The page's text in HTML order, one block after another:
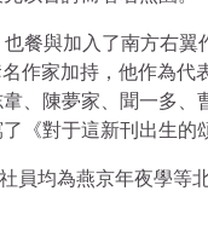
餐與加入了南方右翼
作家加持，他作為代
、陳夢家、聞一多、
《對于這新刊出生的
員均為燕京年夜學等